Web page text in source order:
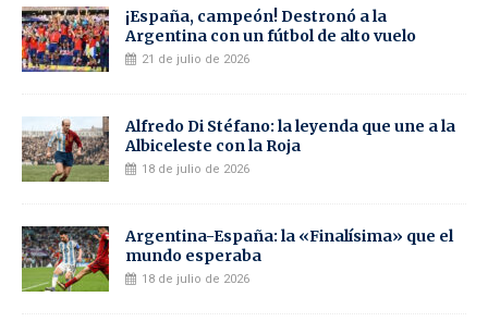
¡España, campeón! Destronó a la
Argentina con un fútbol de alto vuelo
21 de julio de 2026
Alfredo Di Stéfano: la leyenda que une a la
Albiceleste con la Roja
18 de julio de 2026
Argentina-España: la «Finalísima» que el
mundo esperaba
18 de julio de 2026